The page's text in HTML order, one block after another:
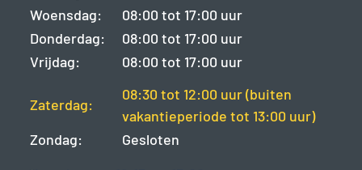
Woensdag:
08:00 tot 17:00 uur
Donderdag:
08:00 tot 17:00 uur
Vrijdag:
08:00 tot 17:00 uur
Zaterdag:
08:30 tot 12:00 uur (buiten
vakantieperiode tot 13:00 uur)
Zondag:
Gesloten